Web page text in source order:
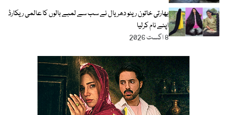
بھارتی خاتون رینو دھریال نے سب سے لمبے بالوں کا عالمی ریکارڈ
اپنے نام کرلیا
8 اگست 2026